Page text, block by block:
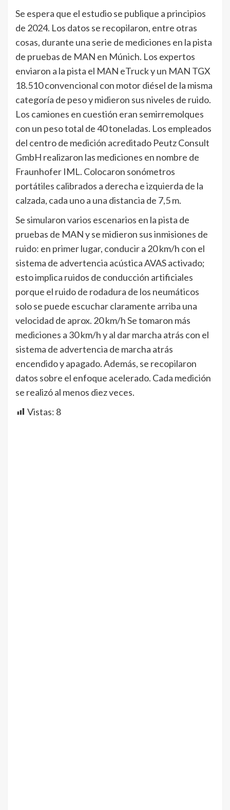
Se espera que el estudio se publique a principios
de 2024. Los datos se recopilaron, entre otras
cosas, durante una serie de mediciones en la pista
de pruebas de MAN en Múnich. Los expertos
enviaron a la pista el MAN eTruck y un MAN TGX
18.510 convencional con motor diésel de la misma
categoría de peso y midieron sus niveles de ruido.
Los camiones en cuestión eran semirremolques
con un peso total de 40 toneladas. Los empleados
del centro de medición acreditado Peutz Consult
GmbH realizaron las mediciones en nombre de
Fraunhofer IML. Colocaron sonómetros
portátiles calibrados a derecha e izquierda de la
calzada, cada uno a una distancia de 7,5 m.
Se simularon varios escenarios en la pista de
pruebas de MAN y se midieron sus inmisiones de
ruido: en primer lugar, conducir a 20 km/h con el
sistema de advertencia acústica AVAS activado;
esto implica ruidos de conducción artificiales
porque el ruido de rodadura de los neumáticos
solo se puede escuchar claramente arriba una
velocidad de aprox. 20 km/h Se tomaron más
mediciones a 30 km/h y al dar marcha atrás con el
sistema de advertencia de marcha atrás
encendido y apagado. Además, se recopilaron
datos sobre el enfoque acelerado. Cada medición
se realizó al menos diez veces.
Vistas: 8